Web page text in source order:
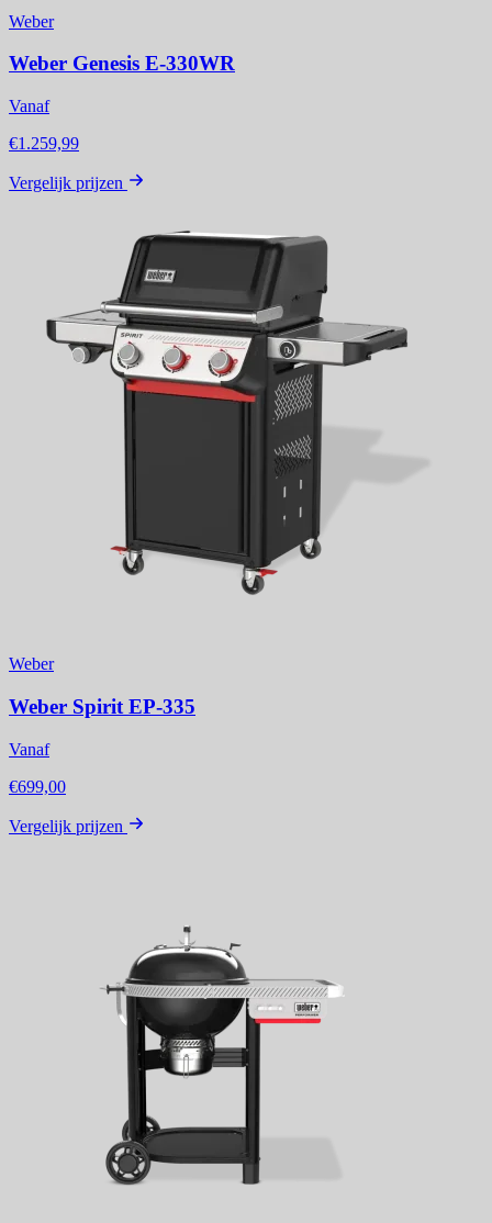
Weber
Weber Genesis E-330WR
Vanaf
€1.259,99
Vergelijk prijzen
Weber
Weber Spirit EP-335
Vanaf
€699,00
Vergelijk prijzen